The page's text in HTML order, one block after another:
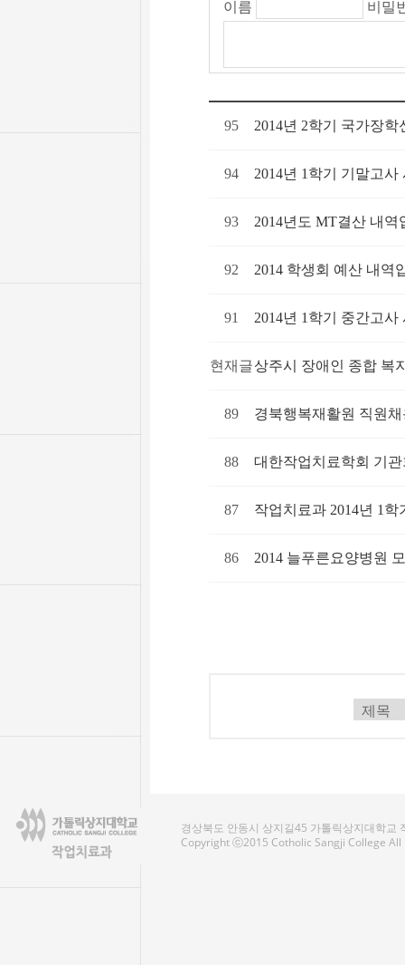
이름 비밀
95 2014년 2학기 국가장학
94 2014년 1학기 기말고사
93 2014년도 MT결산 내역
92 2014 학생회 예산 내역
91 2014년 1학기 중간고사
현재글상주시 장애인 종합 복
89 경북행복재활원 직원
88 대한작업치료학회 기
87 작업치료과 2014년 1
86 2014 늘푸른요양병원
경상북도 안동시 상지길45 가톨릭상지대학교
Copyright ⓒ2015 Cotholic Sangji College